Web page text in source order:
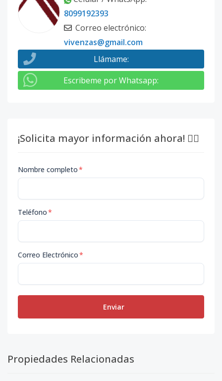
8099192393
Correo electrónico:
vivenzas@gmail.com
Llámame:
Escribeme por Whatsapp:
¡Solicita mayor información ahora! 👇🏽
Nombre completo*
Teléfono*
Correo Electrónico*
Enviar
Propiedades Relacionadas